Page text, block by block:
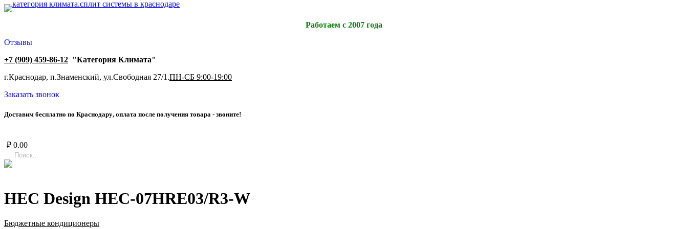
Работаем с 2007 года
Отзывы
+7 (909) 459-86-12 "Категория Климата"
г.Краснодар, п.Знаменский, ул.Свободная 27/1.ПН-СБ 9:00-19:00
Заказать звонок
Доставим бесплатно по Краснодару, оплата после получения товара - звоните!
₽ 0.00
HEC Design HEC-07HRE03/R3-W
Бюджетные кондиционеры